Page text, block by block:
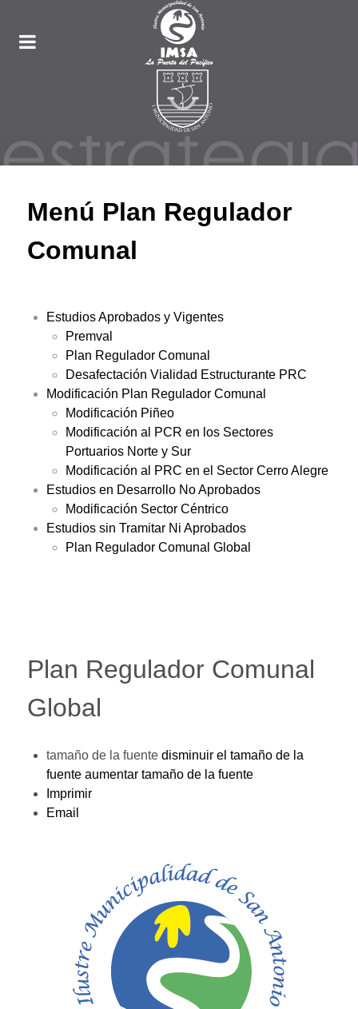
Menú Plan Regulador
Comunal
Estudios Aprobados y Vigentes
Premval
Plan Regulador Comunal
Desafectación Vialidad Estructurante PRC
Modificación Plan Regulador Comunal
Modificación Piñeo
Modificación al PCR en los Sectores
Portuarios Norte y Sur
Modificación al PRC en el Sector Cerro Alegre
Estudios en Desarrollo No Aprobados
Modificación Sector Céntrico
Estudios sin Tramitar Ni Aprobados
Plan Regulador Comunal Global
Plan Regulador Comunal
Global
tamaño de la fuente disminuir el tamaño de la
fuente aumentar tamaño de la fuente
Imprimir
Email